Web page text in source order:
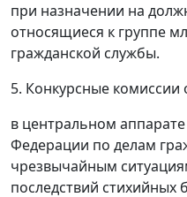
при назначении на
относящиеся к группе
гражданской службы.
5. Конкурсные комиссии
в центральном
Федерации по делам
чрезвычайным
последствий стихийных